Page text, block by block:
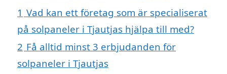
1 Vad kan ett företag som är specialiserat
på solpaneler i Tjautjas hjälpa till med?
2 Få alltid minst 3 erbjudanden för
solpaneler i Tjautjas